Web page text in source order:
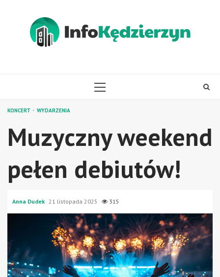
PRIMARY
KONCERT WYDARZENIA
Muzyczny weekend
pełen debiutów!
Anna Dudek 21 listopada 2025 315